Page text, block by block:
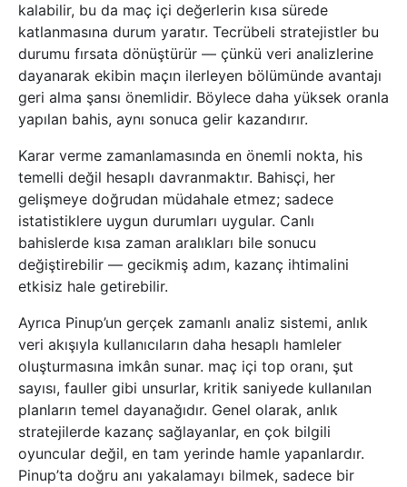
kalabilir, bu da maç içi değerlerin kısa sürede
katlanmasına durum yaratır. Tecrübeli stratejistler bu
durumu fırsata dönüştürür — çünkü veri analizlerine
dayanarak ekibin maçın ilerleyen bölümünde avantajı
geri alma şansı önemlidir. Böylece daha yüksek oranla
yapılan bahis, aynı sonuca gelir kazandırır.
Karar verme zamanlamasında en önemli nokta, his
temelli değil hesaplı davranmaktır. Bahisçi, her
gelişmeye doğrudan müdahale etmez; sadece
istatistiklere uygun durumları uygular. Canlı
bahislerde kısa zaman aralıkları bile sonucu
değiştirebilir — gecikmiş adım, kazanç ihtimalini
etkisiz hale getirebilir.
Ayrıca Pinup’un gerçek zamanlı analiz sistemi, anlık
veri akışıyla kullanıcıların daha hesaplı hamleler
oluşturmasına imkân sunar. maç içi top oranı, şut
sayısı, fauller gibi unsurlar, kritik saniyede kullanılan
planların temel dayanağıdır. Genel olarak, anlık
stratejilerde kazanç sağlayanlar, en çok bilgili
oyuncular değil, en tam yerinde hamle yapanlardır.
Pinup’ta doğru anı yakalamayı bilmek, sadece bir